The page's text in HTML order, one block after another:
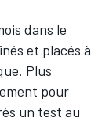
dans le
et placés à
Plus
pour
un test au